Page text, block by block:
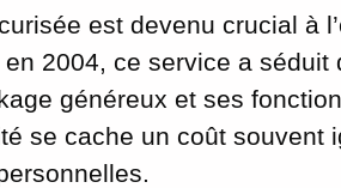
est devenu crucial à
2004, ce service a séduit
généreux et ses
se cache un coût souvent